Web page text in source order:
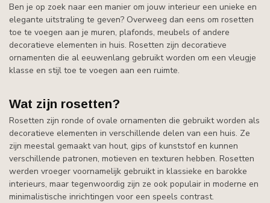
Ben je op zoek naar een manier om jouw interieur een unieke en
elegante uitstraling te geven? Overweeg dan eens om rosetten
toe te voegen aan je muren, plafonds, meubels of andere
decoratieve elementen in huis. Rosetten zijn decoratieve
ornamenten die al eeuwenlang gebruikt worden om een vleugje
klasse en stijl toe te voegen aan een ruimte.
Wat zijn rosetten?
Rosetten zijn ronde of ovale ornamenten die gebruikt worden als
decoratieve elementen in verschillende delen van een huis. Ze
zijn meestal gemaakt van hout, gips of kunststof en kunnen
verschillende patronen, motieven en texturen hebben. Rosetten
werden vroeger voornamelijk gebruikt in klassieke en barokke
interieurs, maar tegenwoordig zijn ze ook populair in moderne en
minimalistische inrichtingen voor een speels contrast.